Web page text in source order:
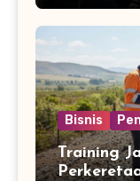
Bisnis
Training